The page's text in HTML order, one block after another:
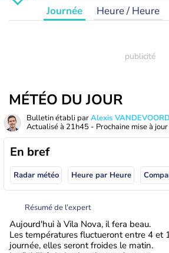
Journée Heure / Heure
MÉTÉO DU JOUR
Bulletin établi parAlexis
Actualisé à 21h45 - Prochaine mise à jour
En bref
Radar météo Heure par Heure
Résumé de l’expert
Aujourd'hui à Vila Nova, il fera beau.
Les températures fluctueront entre 4 et
journée, elles seront froides le matin.